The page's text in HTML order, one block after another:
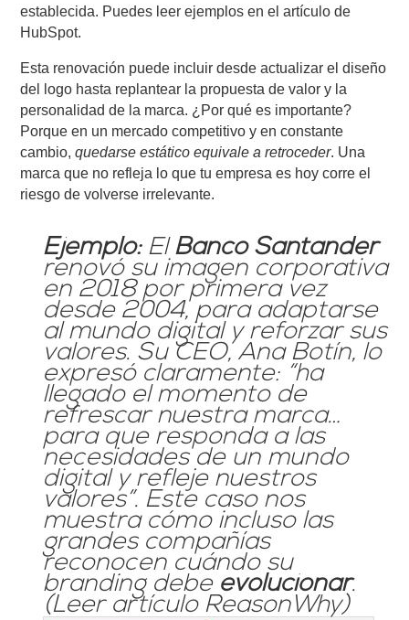
establecida. Puedes leer ejemplos en el artículo de
HubSpot.
Esta renovación puede incluir desde actualizar el diseño
del logo hasta replantear la propuesta de valor y la
personalidad de la marca. ¿Por qué es importante?
Porque en un mercado competitivo y en constante
cambio,quedarse estático equivale a retroceder. Una
marca que no refleja lo que tu empresa es hoy corre el
riesgo de volverse irrelevante.
Ejemplo:El Banco Santander
renovó su imagen corporativa
en 2018 por primera vez
desde 2004, para adaptarse
al mundo digital y reforzar sus
valores. Su CEO, Ana Botín, lo
expresó claramente: “ha
llegado el momento de
refrescar nuestra marca…
para que responda a las
necesidades de un mundo
digital y refleje nuestros
valores”. Este caso nos
muestra cómo incluso las
grandes compañías
reconocen cuándo su
branding debe evolucionar.
(Leer artículo ReasonWhy)